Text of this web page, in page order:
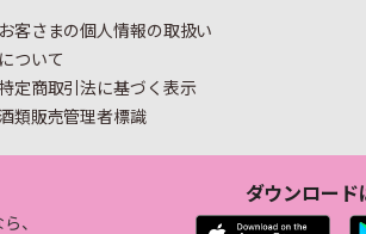
お客さまの個人情報の取扱い
について
定商取引法に基づく表示
類販売管理者標識
、
ダウンロード